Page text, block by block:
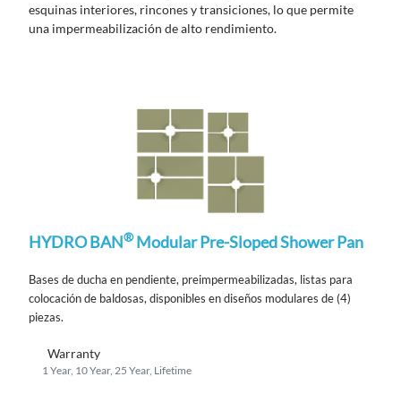
esquinas interiores, rincones y transiciones, lo que permite
una impermeabilización de alto rendimiento.
HYDRO BAN®Modular Pre-Sloped Shower Pan
Bases de ducha en pendiente, preimpermeabilizadas, listas para
colocación de baldosas, disponibles en diseños modulares de (4)
piezas.
Warranty
1 Year, 10 Year, 25 Year, Lifetime